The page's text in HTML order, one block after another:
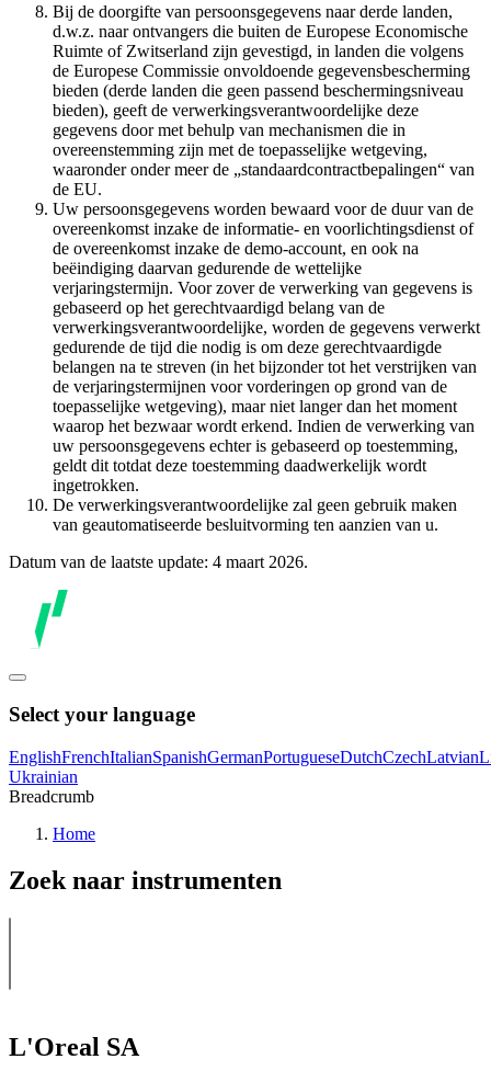
Bij de doorgifte van persoonsgegevens naar derde landen,
d.w.z. naar ontvangers die buiten de Europese Economische
Ruimte of Zwitserland zijn gevestigd, in landen die volgens
de Europese Commissie onvoldoende gegevensbescherming
bieden (derde landen die geen passend beschermingsniveau
bieden), geeft de verwerkingsverantwoordelijke deze
gegevens door met behulp van mechanismen die in
overeenstemming zijn met de toepasselijke wetgeving,
waaronder onder meer de „standaardcontractbepalingen“ van
de EU.
Uw persoonsgegevens worden bewaard voor de duur van de
overeenkomst inzake de informatie- en voorlichtingsdienst of
de overeenkomst inzake de demo-account, en ook na
beëindiging daarvan gedurende de wettelijke
verjaringstermijn. Voor zover de verwerking van gegevens is
gebaseerd op het gerechtvaardigd belang van de
verwerkingsverantwoordelijke, worden de gegevens verwerkt
gedurende de tijd die nodig is om deze gerechtvaardigde
belangen na te streven (in het bijzonder tot het verstrijken van
de verjaringstermijnen voor vorderingen op grond van de
toepasselijke wetgeving), maar niet langer dan het moment
waarop het bezwaar wordt erkend. Indien de verwerking van
uw persoonsgegevens echter is gebaseerd op toestemming,
geldt dit totdat deze toestemming daadwerkelijk wordt
ingetrokken.
De verwerkingsverantwoordelijke zal geen gebruik maken
van geautomatiseerde besluitvorming ten aanzien van u.
Datum van de laatste update: 4 maart 2026.
Select your language
EnglishFrenchItalianSpanishGermanPortugueseDutchCzechLatvian
Ukrainian
Breadcrumb
Home
Zoek naar instrumenten
L'Oreal SA